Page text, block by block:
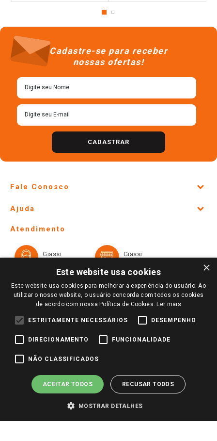
Cadastre-se para receber
nossas ofertas!
CADASTRAR
Fale Conosco
Lojas Físicas e Horários
Ofertas
Televendas
Notícias
Perguntas frequentes
Identidade Visual
Ajuda
Formas de Pagamento
Trocas e Devoluções
Atendimento
Giassi
Giassi
Redes Sociais
Pagamento e Segurança
×
Este website usa cookies
Este website usa cookies para melhorar a experiência do usuário. Ao
utilizar o nosso website, o usuário concorda com todos os cookies
de acordo com nossa Política de Cookies. Ler mais
ESTRITAMENTE NECESSÁRIOS DESEMPENHO
DIRECIONAMENTO FUNCIONALIDADE
NÃO CLASSIFICADOS
ACEITAR TODOS RECUSAR TODOS
MOSTRAR DETALHES